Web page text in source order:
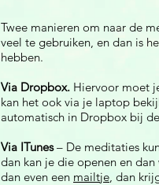
Twee manieren om naar de
veel te gebruiken, en dan is
hebben.
Via Dropbox. Hiervoor moet
kan het ook via je laptop
automatisch in Dropbox bij
Via ITunes– De meditaties
dan kan je die openen en
dan even een mailtje, dan